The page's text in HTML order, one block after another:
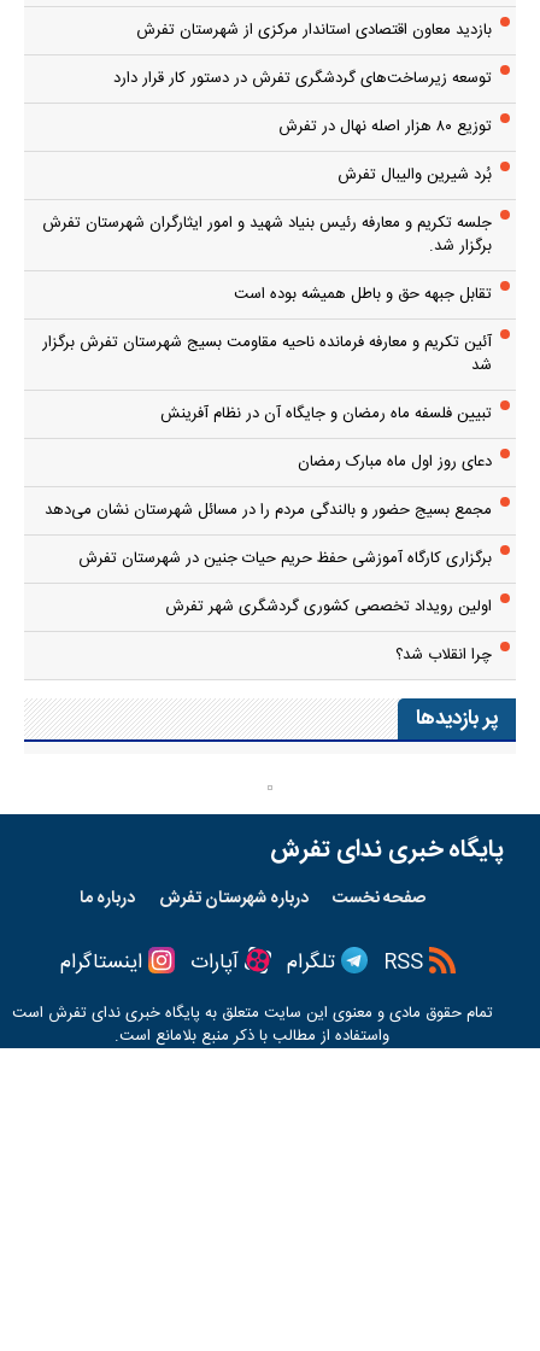
بازدید معاون اقتصادی استاندار مرکزی از شهرستان تفرش
توسعه زیرساخت‌های گردشگری تفرش در دستور کار قرار دارد
توزیع ۸۰ هزار اصله نهال در تفرش
بُرد شیرین والیبال تفرش
جلسه تکریم و معارفه رئیس بنیاد شهید و امور ایثارگران شهرستان تفرش
برگزار شد.
تقابل جبهه حق و باطل همیشه بوده است
آئین تکریم و معارفه فرمانده ناحیه مقاومت بسیج شهرستان تفرش برگزار
شد
تبیین فلسفه ماه رمضان و جایگاه آن در نظام آفرینش
دعای روز اول ماه مبارک رمضان
مجمع بسیج حضور و بالندگی مردم را در مسائل شهرستان نشان می‌دهد
برگزاری کارگاه آموزشی حفظ حریم حیات جنین در شهرستان تفرش
اولین رویداد تخصصی کشوری گردشگری شهر تفرش
چرا انقلاب شد؟
پر بازدیدها
پایگاه خبری ندای تفرش
صفحه نخست درباره شهرستان تفرش درباره ما
تلگرام آپارات اینستاگرام
تمام حقوق مادی و معنوی این سایت متعلق به پایگاه خبریندای تفرش است
واستفاده از مطالب با ذکر منبع بلامانع است.